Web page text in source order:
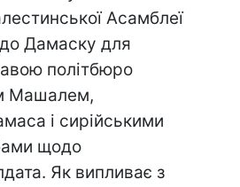
Асамблеї
Дамаску для
політбюро
Машалем,
і сирійськими
щодо
Як випливає з